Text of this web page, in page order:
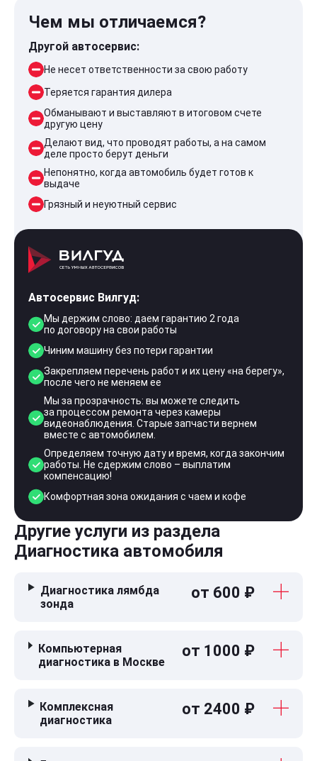
Чем мы отличаемся?
Другой автосервис:
Не несет ответственности за свою работу
Теряется гарантия дилера
Обманывают и выставляют в итоговом счете
другую цену
Делают вид, что проводят работы, а на самом
деле просто берут деньги
Непонятно, когда автомобиль будет готов к
выдаче
Грязный и неуютный сервис
Автосервис Вилгуд:
Мы держим слово: даем гарантию 2 года
по договору на свои работы
Чиним машину без потери гарантии
Закрепляем перечень работ и их цену «на берегу»,
после чего не меняем ее
Мы за прозрачность: вы можете следить
за процессом ремонта через камеры
видеонаблюдения. Старые запчасти вернем
вместе с автомобилем.
Определяем точную дату и время, когда закончим
работы. Не сдержим слово – выплатим
компенсацию!
Комфортная зона ожидания с чаем и кофе
Другие услуги из раздела
Диагностика автомобиля
Диагностика лямбда
зонда
от 600 ₽
Компьютерная
диагностика в Москве
от 1000 ₽
Комплексная
диагностика
от 2400 ₽